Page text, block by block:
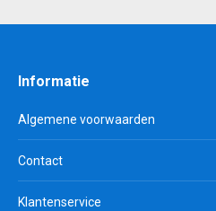
Informatie
Algemene voorwaarden
Contact
Klantenservice